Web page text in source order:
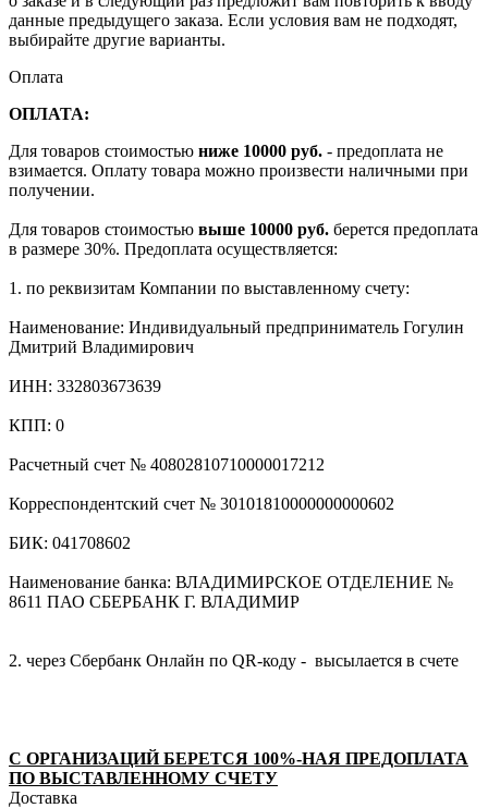
данные предыдущего заказа. Если условия вам не подходят,
выбирайте другие варианты.
Оплата
ОПЛАТА:
Для товаров стоимостью ниже 10000 руб. - предоплата не
взимается. Оплату товара можно произвести наличными при
получении.
Для товаров стоимостью выше 10000 руб. берется предоплата
в размере 30%. Предоплата осуществляется:
1. по реквизитам Компании по выставленному счету:
Наименование: Индивидуальный предприниматель Гогулин
Дмитрий Владимирович
ИНН: 332803673639
КПП: 0
Расчетный счет № 40802810710000017212
Корреспондентский счет № 30101810000000000602
БИК: 041708602
Наименование банка: ВЛАДИМИРСКОЕ ОТДЕЛЕНИЕ №
8611 ПАО СБЕРБАНК Г. ВЛАДИМИР
2. через Сбербанк Онлайн по QR-коду - высылается в счете
С ОРГАНИЗАЦИЙ БЕРЕТСЯ 100%-НАЯ ПРЕДОПЛАТА
ПО ВЫСТАВЛЕННОМУ СЧЕТУ
Доставка